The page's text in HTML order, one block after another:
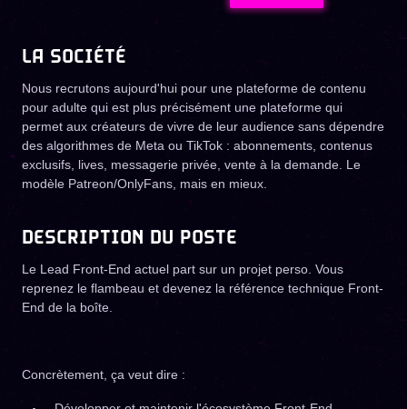
LA SOCIÉTÉ
Nous recrutons aujourd'hui pour une plateforme de contenu
pour adulte qui est plus précisément une plateforme qui
permet aux créateurs de vivre de leur audience sans dépendre
des algorithmes de Meta ou TikTok : abonnements, contenus
exclusifs, lives, messagerie privée, vente à la demande. Le
modèle Patreon/OnlyFans, mais en mieux.
DESCRIPTION DU POSTE
Le Lead Front-End actuel part sur un projet perso. Vous
reprenez le flambeau et devenez la référence technique Front-
End de la boîte.
Concrètement, ça veut dire :